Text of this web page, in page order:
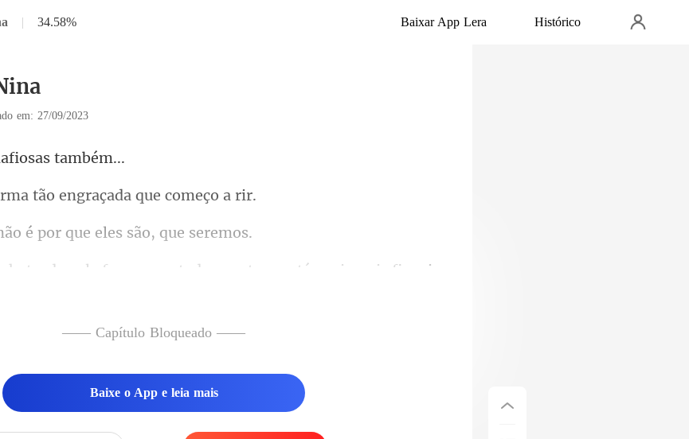
| 34.58% Baixar App Lera Histórico
em: 27/09/2023
tão engraçad
é por que ele
a que tudo aconteceu até aqui, mais f
inventado tantas coisas,mais
—— Capítulo Bloqueado ——
Baixe o App e leia mais